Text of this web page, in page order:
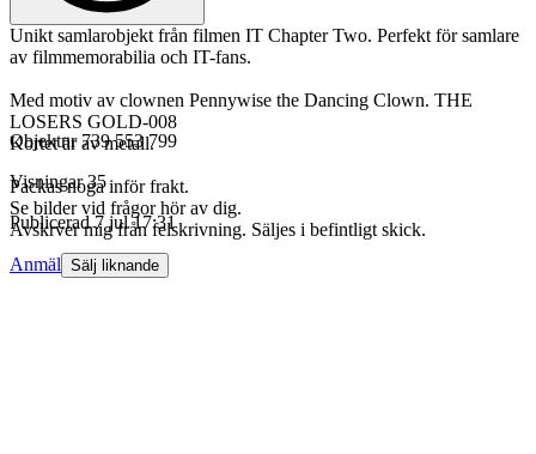
Unikt samlarobjekt från filmen IT Chapter Two. Perfekt för samlare
av filmmemorabilia och IT-fans.
Med motiv av clownen Pennywise the Dancing Clown. THE
LOSERS GOLD-008
Kortet är av metall.
Packas noga inför frakt.
Se bilder vid frågor hör av dig.
Avskrver mig från felskrivning. Säljes i befintligt skick.
Objektnr 739 553 799
Visningar 35
Publicerad 7 jul 17:31
Anmäl Sälj liknande